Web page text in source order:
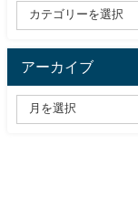
アーカイブ